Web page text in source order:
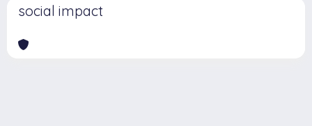
social impact